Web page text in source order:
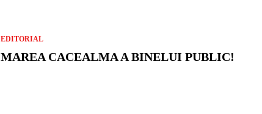
EDITORIAL
MAREA CACEALMA A BINELUI PUBLIC!